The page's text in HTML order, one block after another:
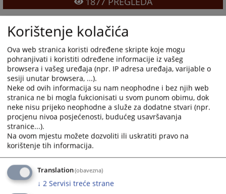
Korištenje kolačića
Ova web stranica koristi određene skripte koje mogu
pohranjivati i koristiti određene informacije iz vašeg
browsera i vašeg uređaja (npr. IP adresa uređaja, varijable o
sesiji unutar browsera, ...).
Neke od ovih informacija su nam neophodne i bez njih web
stranica ne bi mogla fukcionisati u svom punom obimu, dok
neke nisu prijeko neophodne a služe za dodatne stvari (npr.
procjenu nivoa posjećenosti, budućeg usavršavanja
stranice...).
Na ovom mjestu možete dozvoliti ili uskratiti pravo na
korištenje tih informacija.
Translation(obavezna)
↓ 2 Servisi treće strane